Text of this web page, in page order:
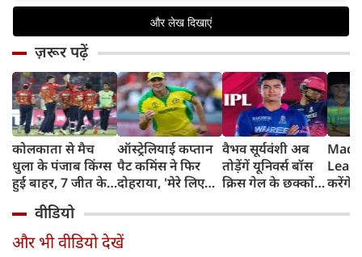
ज़रूर पढ़ें
कोलकाता से मैच
धुला के पंजाब किंग्स
हुई बाहर, 7 जीत के
ऑस्ट्रेलियाई कप्तान
पैट कमिंस ने फिर
दोहराया, 'मेरे लिए
वैभव सूर्यवंशी अब
तोड़ेंगें यूनिवर्स बॉस
क्रिस गेल के छक्कों
करेंगे
टीम में
वीडियो
और भी वीडियो देखें